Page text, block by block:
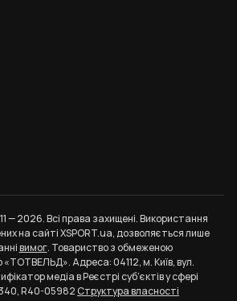
— 2026. Всі права захищені. Використання
на сайті XSPORT.ua, дозволяється лише
вимог. Товариство з обмеженою
«ТОТВЕЛЬД». Адреса: 04112, м. Київ, вул.
медіа в Реєстрі суб’єктів у сфері
R40-05982Структура власності